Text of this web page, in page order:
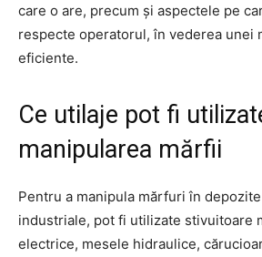
care o are, precum și aspectele pe
respecte operatorul, în vederea unei
eficiente.
Ce utilaje pot fi
manipularea mărfii
Pentru a manipula mărfuri în
industriale, pot fi utilizate stivuitoare
electrice, mesele hidraulice,